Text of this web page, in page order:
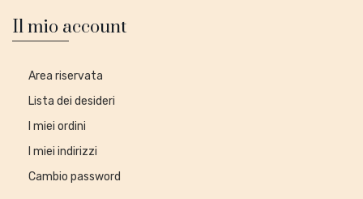
Il mio account
Area riservata
Lista dei desideri
I miei ordini
I miei indirizzi
Cambio password